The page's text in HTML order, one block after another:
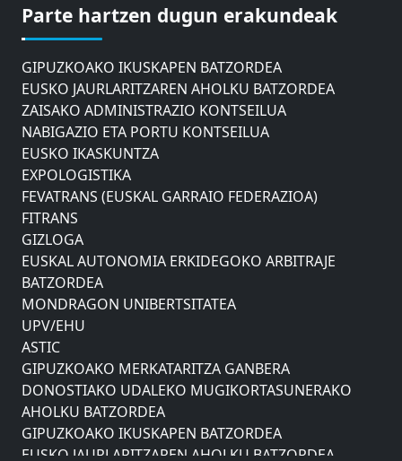
Parte hartzen dugun erakundeak
DONOSTIAKO UDALEKO MUGIKORTASUNERAKO
AHOLKU BATZORDEA
GIPUZKOAKO IKUSKAPEN BATZORDEA
EUSKO JAURLARITZAREN AHOLKU BATZORDEA
ZAISAKO ADMINISTRAZIO KONTSEILUA
NABIGAZIO ETA PORTU KONTSEILUA
EUSKO IKASKUNTZA
EXPOLOGISTIKA
FEVATRANS (EUSKAL GARRAIO FEDERAZIOA)
FITRANS
GIZLOGA
EUSKAL AUTONOMIA ERKIDEGOKO ARBITRAJE
BATZORDEA
MONDRAGON UNIBERTSITATEA
UPV/EHU
ASTIC
GIPUZKOAKO MERKATARITZA GANBERA
DONOSTIAKO UDALEKO MUGIKORTASUNERAKO
AHOLKU BATZORDEA
GIPUZKOAKO IKUSKAPEN BATZORDEA
EUSKO JAURLARITZAREN AHOLKU BATZORDEA